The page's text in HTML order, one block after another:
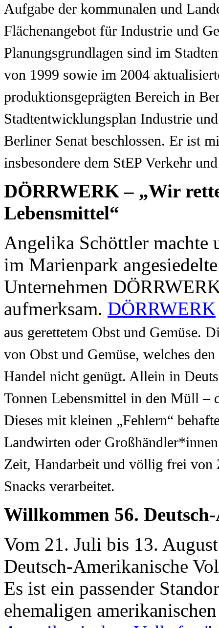
Aufgabe der kommunalen und
Flächenangebot für Industrie und
Planungsgrundlagen sind im
von 1999 sowie im 2004
produktionsgeprägten Bereich in
Stadtentwicklungsplan Industrie
Berliner Senat beschlossen. Er ist
insbesondere dem StEP Verkehr
DÖRRWERK – „Wir
Lebensmittel“
Angelika Schöttler machte
im Marienpark angesiedelte
Unternehmen
aufmerksam. DÖRRWERK
aus gerettetem Obst und Gemüse.
von Obst und Gemüse, welches
Handel nicht genügt. Allein in
Tonnen Lebensmittel in den Müll –
Dieses mit kleinen „Fehlern“
Landwirten oder
Zeit, Handarbeit und völlig frei von
Snacks verarbeitet.
Willkommen 56.
Vom 21. Juli bis 13.
Deutsch-Amerikanische
Es ist ein passender
ehemaligen